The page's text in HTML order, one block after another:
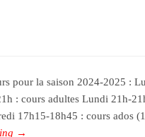
pour la saison 2024-2025 :
: cours adultes Lundi 21h-
17h15-18h45 : cours ados
→